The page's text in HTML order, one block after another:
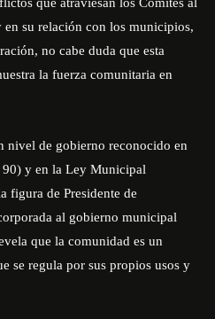
su relación con los municipios,
no cabe duda que esta
la fuerza comunitaria en
nivel de gobierno reconocido en
y en la Ley Municipal
figura de Presidente de
al gobierno municipal
que la comunidad es un
se regula por sus propios usos y